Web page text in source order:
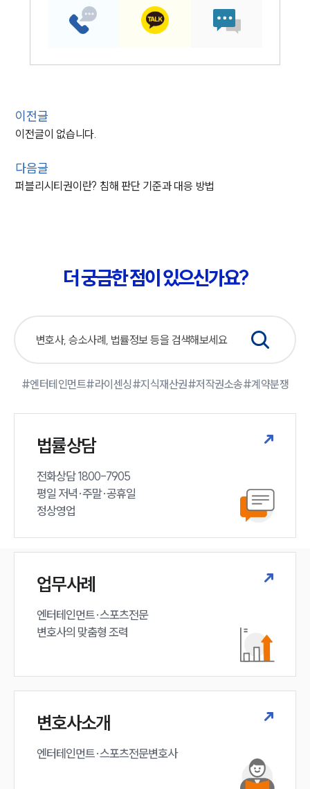
이전글
이전글이 없습니다.
다음글
퍼블리시티권이란? 침해 판단 기준과 대응 방법
더 궁금한 점이 있으신가요?
#엔터테인먼트#라이센싱#지식재산권#저작권소송#계약분쟁
법률상담
전화상담 1800-7905
평일 저녁·주말·공휴일
정상영업
업무사례
엔터테인먼트·스포츠전문
변호사의 맞춤형 조력
변호사소개
엔터테인먼트·스포츠전문변호사